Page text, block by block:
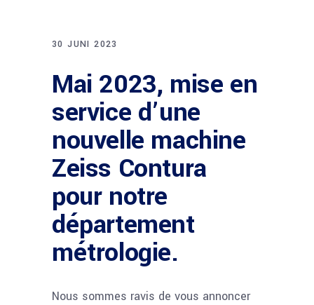
30 JUNI 2023
Mai 2023, mise en
service d’une
nouvelle machine
Zeiss Contura
pour notre
département
métrologie.
Nous sommes ravis de vous annoncer